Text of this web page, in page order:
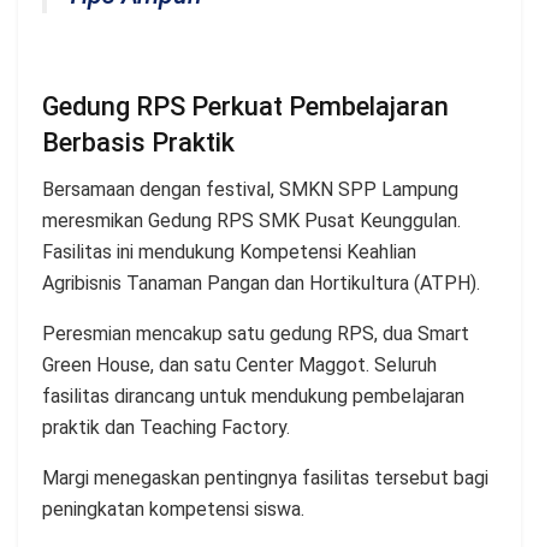
Gedung RPS Perkuat Pembelajaran
Berbasis Praktik
Bersamaan dengan festival, SMKN SPP Lampung
meresmikan Gedung RPS SMK Pusat Keunggulan.
Fasilitas ini mendukung Kompetensi Keahlian
Agribisnis Tanaman Pangan dan Hortikultura (ATPH).
Peresmian mencakup satu gedung RPS, dua Smart
Green House, dan satu Center Maggot. Seluruh
fasilitas dirancang untuk mendukung pembelajaran
praktik dan Teaching Factory.
Margi menegaskan pentingnya fasilitas tersebut bagi
peningkatan kompetensi siswa.